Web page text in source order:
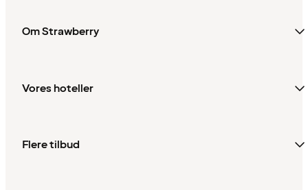
Om Strawberry
Vores hoteller
Flere tilbud